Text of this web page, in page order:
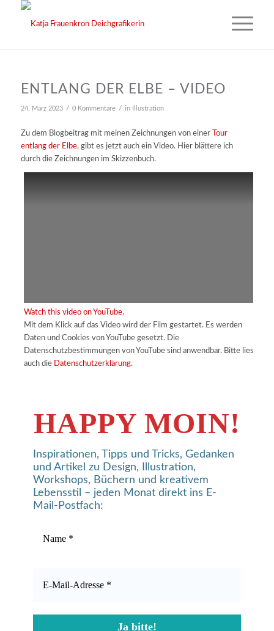
ENTLANG DER ELBE – VIDEO
24. März 2023 / 0 Kommentare / in Illustration
Zu dem Blogbeitrag mit meinen Zeichnungen von einer
Tour
entlang der Elbe, gibt es jetzt auch ein Video. Hier blättere ich
durch die Zeichnungen im Skizzenbuch.
Watch this video on YouTube.
Mit dem Klick auf das Video wird der Film gestartet. Es werden
Daten und Cookies von YouTube gesetzt. Die
Datenschutzbestimmungen von YouTube sind anwendbar. Bitte lies
auch die Datenschutzerklärung.
HAPPY MOIN!
Inspirationen, Tipps und Tricks, Gedanken
und Artikel zu Design, Illustration,
Workshops, Büchern und kreativem
Lebensstil – jeden Monat direkt ins E-
Mail-Postfach: